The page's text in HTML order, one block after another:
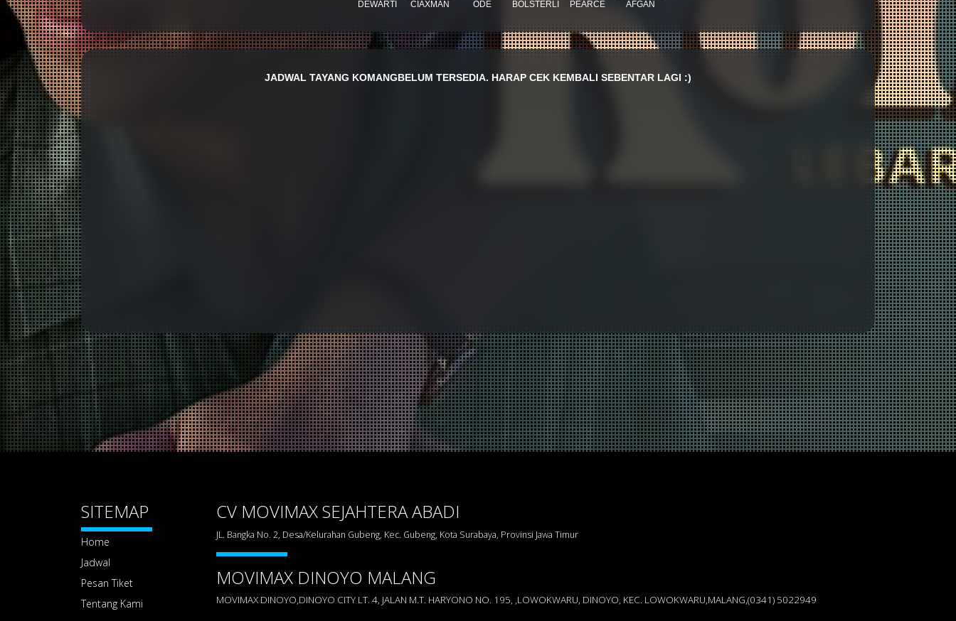
DEWARTI
CIAXMAN
ODE
BOLSTERLI
PEARCE
AFGAN
JADWAL TAYANG KOMANGBELUM TERSEDIA. HARAP CEK KEMBALI SEBENTAR LAGI :)
SITEMAP
Home
Jadwal
Pesan Tiket
Tentang Kami
CV MOVIMAX SEJAHTERA ABADI
JL. Bangka No. 2, Desa/Kelurahan Gubeng, Kec. Gubeng, Kota Surabaya, Provinsi Jawa Timur
MOVIMAX DINOYO MALANG
MOVIMAX DINOYO,DINOYO CITY LT. 4, JALAN M.T. HARYONO NO. 195, ,LOWOKWARU, DINOYO, KEC. LOWOKWARU,MALANG,(0341) 5022949